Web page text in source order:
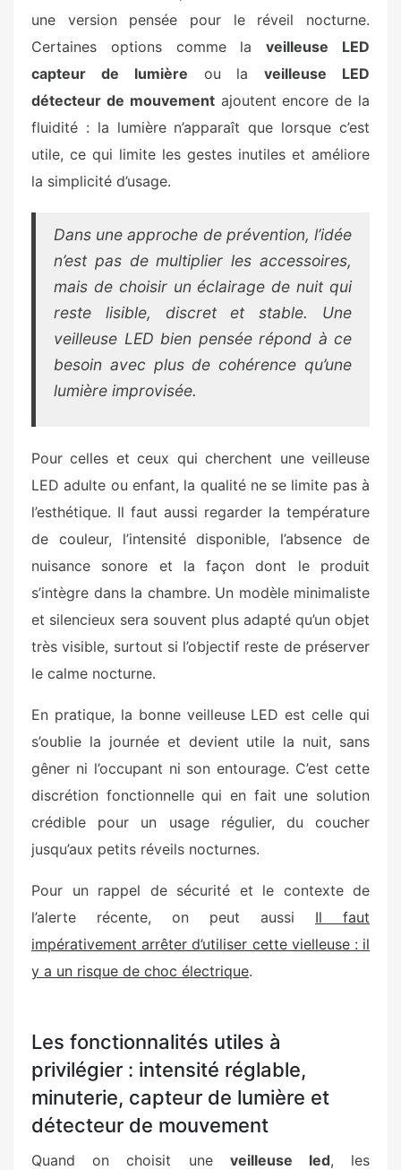
une version pensée pour le réveil nocturne.
Certaines options comme laveilleuse LED
capteur de lumière ou laveilleuse LED
détecteur de mouvementajoutent encore de la
fluidité : la lumière n’apparaît que lorsque c’est
utile, ce qui limite les gestes inutiles et améliore
la simplicité d’usage.
Dans une approche de prévention, l’idée
n’est pas de multiplier les accessoires,
mais de choisir un éclairage de nuit qui
reste lisible, discret et stable. Une
veilleuse LED bien pensée répond à ce
besoin avec plus de cohérence qu’une
lumière improvisée.
Pour celles et ceux qui cherchent une veilleuse
LED adulte ou enfant, la qualité ne se limite pas à
l’esthétique. Il faut aussi regarder la température
de couleur, l’intensité disponible, l’absence de
nuisance sonore et la façon dont le produit
s’intègre dans la chambre. Un modèle minimaliste
et silencieux sera souvent plus adapté qu’un objet
très visible, surtout si l’objectif reste de préserver
le calme nocturne.
En pratique, la bonne veilleuse LED est celle qui
s’oublie la journée et devient utile la nuit, sans
gêner ni l’occupant ni son entourage. C’est cette
discrétion fonctionnelle qui en fait une solution
crédible pour un usage régulier, du coucher
jusqu’aux petits réveils nocturnes.
Pour un rappel de sécurité et le contexte de
l’alerte récente, on peut aussi Il faut
impérativement arrêter d’utiliser cette vielleuse : il
y a un risque de choc électrique.
Les fonctionnalités utiles à
privilégier : intensité réglable,
minuterie, capteur de lumière et
détecteur de mouvement
Quand on choisit une veilleuse led, les